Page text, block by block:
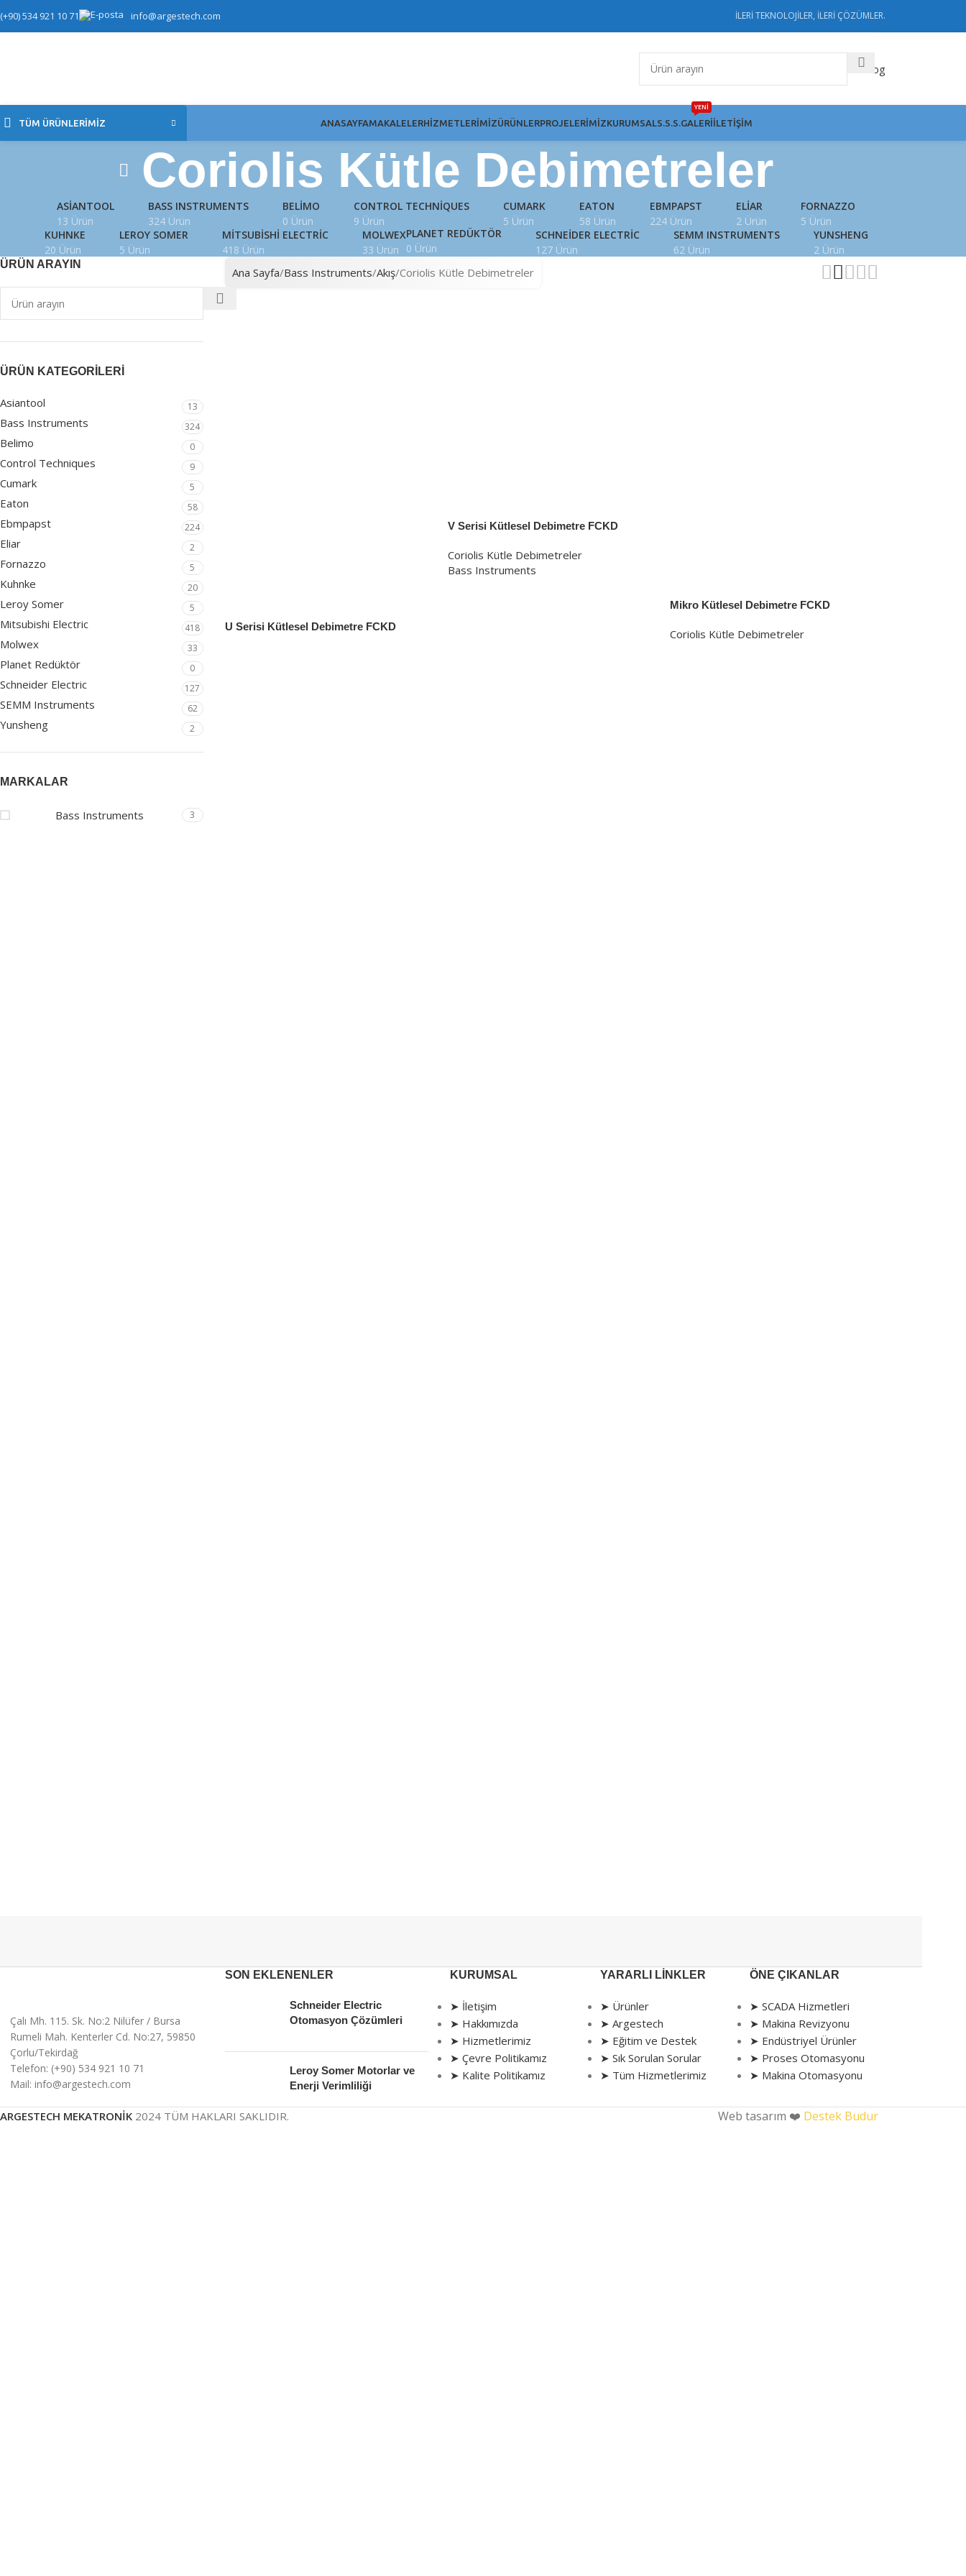
(+90) 534 921 10 71 info@argestech.com İLERİ TEKNOLOJİLER, İLERİ ÇÖZÜMLER.
Katalog
TÜM ÜRÜNLERIMIZ ANASAYFAMAKALELERHIZMETLERIMIZÜRÜNLERPROJELERIMIZKURUMSAL S.S.S. GALERI
YENİ
İLETIŞIM
Coriolis Kütle Debimetreler
ASIANTOOL
13 Ürün
BASS INSTRUMENTS
324 Ürün
BELIMO
0 Ürün
CONTROL TECHNIQUES
9 Ürün
CUMARK
5 Ürün
EATON
58 Ürün
EBMPAPST
224 Ürün
ELIAR
2 Ürün
FORNAZZO
5 Ürün
KUHNKE
20 Ürün
LEROY SOMER
5 Ürün
MITSUBISHI ELECTRIC
418 Ürün
MOLWEX
33 Ürün
PLANET REDÜKTÖR
0 Ürün
SCHNEIDER ELECTRIC
127 Ürün
SEMM INSTRUMENTS
62 Ürün
YUNSHENG
2 Ürün
ÜRÜN ARAYIN
ÜRÜN KATEGORILERI
Asiantool 13
Bass Instruments 324
Belimo 0
Control Techniques 9
Cumark 5
Eaton 58
Ebmpapst 224
Eliar 2
Fornazzo 5
Kuhnke 20
Leroy Somer 5
Mitsubishi Electric 418
Molwex 33
Planet Redüktör 0
Schneider Electric 127
SEMM Instruments 62
Yunsheng 2
MARKALAR
Bass Instruments 3
Ana Sayfa Bass Instruments Akış Coriolis Kütle Debimetreler
U Serisi Kütlesel Debimetre FCKD
V Serisi Kütlesel Debimetre FCKD
Coriolis Kütle Debimetreler
Bass Instruments
Mikro Kütlesel Debimetre FCKD
Coriolis Kütle Debimetreler
Çalı Mh. 115. Sk. No:2 Nilüfer / Bursa
Rumeli Mah. Kenterler Cd. No:27, 59850
Çorlu/Tekirdağ
Telefon: (+90) 534 921 10 71
Mail: info@argestech.com
SON EKLENENLER
Schneider Electric
Otomasyon Çözümleri
Leroy Somer Motorlar ve
Enerji Verimliliği
KURUMSAL
➤ İletişim
➤ Hakkımızda
➤ Hizmetlerimiz
➤ Çevre Politikamız
➤ Kalite Politikamız
YARARLI LINKLER
➤ Ürünler
➤ Argestech
➤ Eğitim ve Destek
➤ Sık Sorulan Sorular
➤ Tüm Hizmetlerimiz
ÖNE ÇIKANLAR
➤ SCADA Hizmetleri
➤ Makina Revizyonu
➤ Endüstriyel Ürünler
➤ Proses Otomasyonu
➤ Makina Otomasyonu
ARGESTECH MEKATRONİK 2024 TÜM HAKLARI SAKLIDIR. Web tasarım ❤️ Destek Budur